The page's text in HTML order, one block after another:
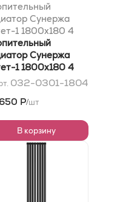
Сунержа
1 1800х180 4
Матовое
Сунержа
1 1800х180 4
Матовое
032-0301-1804
Р/шт
В корзину